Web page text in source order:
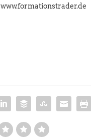
www.formationstrader.de